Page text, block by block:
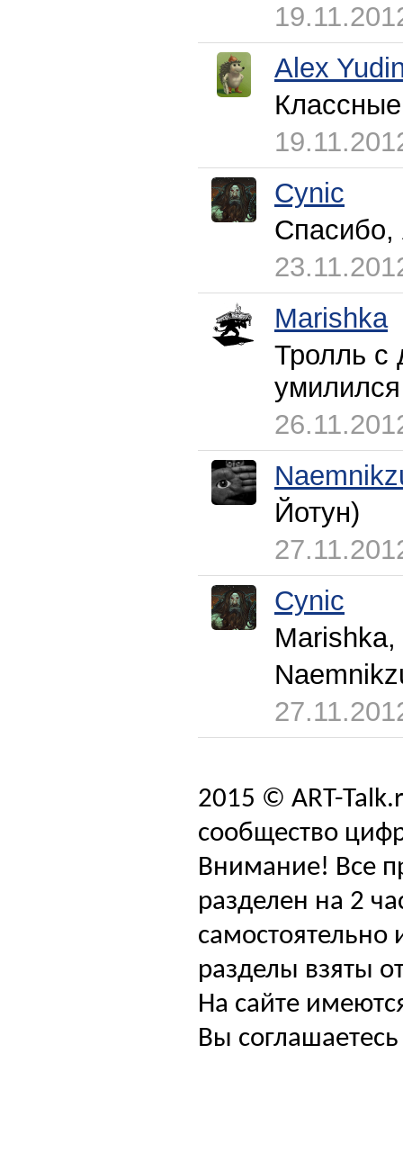
Alex
Cynic
Спасибо,
Marishka
Тролль с
Йотун)
Cynic
2015 © ART-
сообщество
Внимание! Все
разделен на 2
самостоятельно
разделы взяты
На сайте
Вы